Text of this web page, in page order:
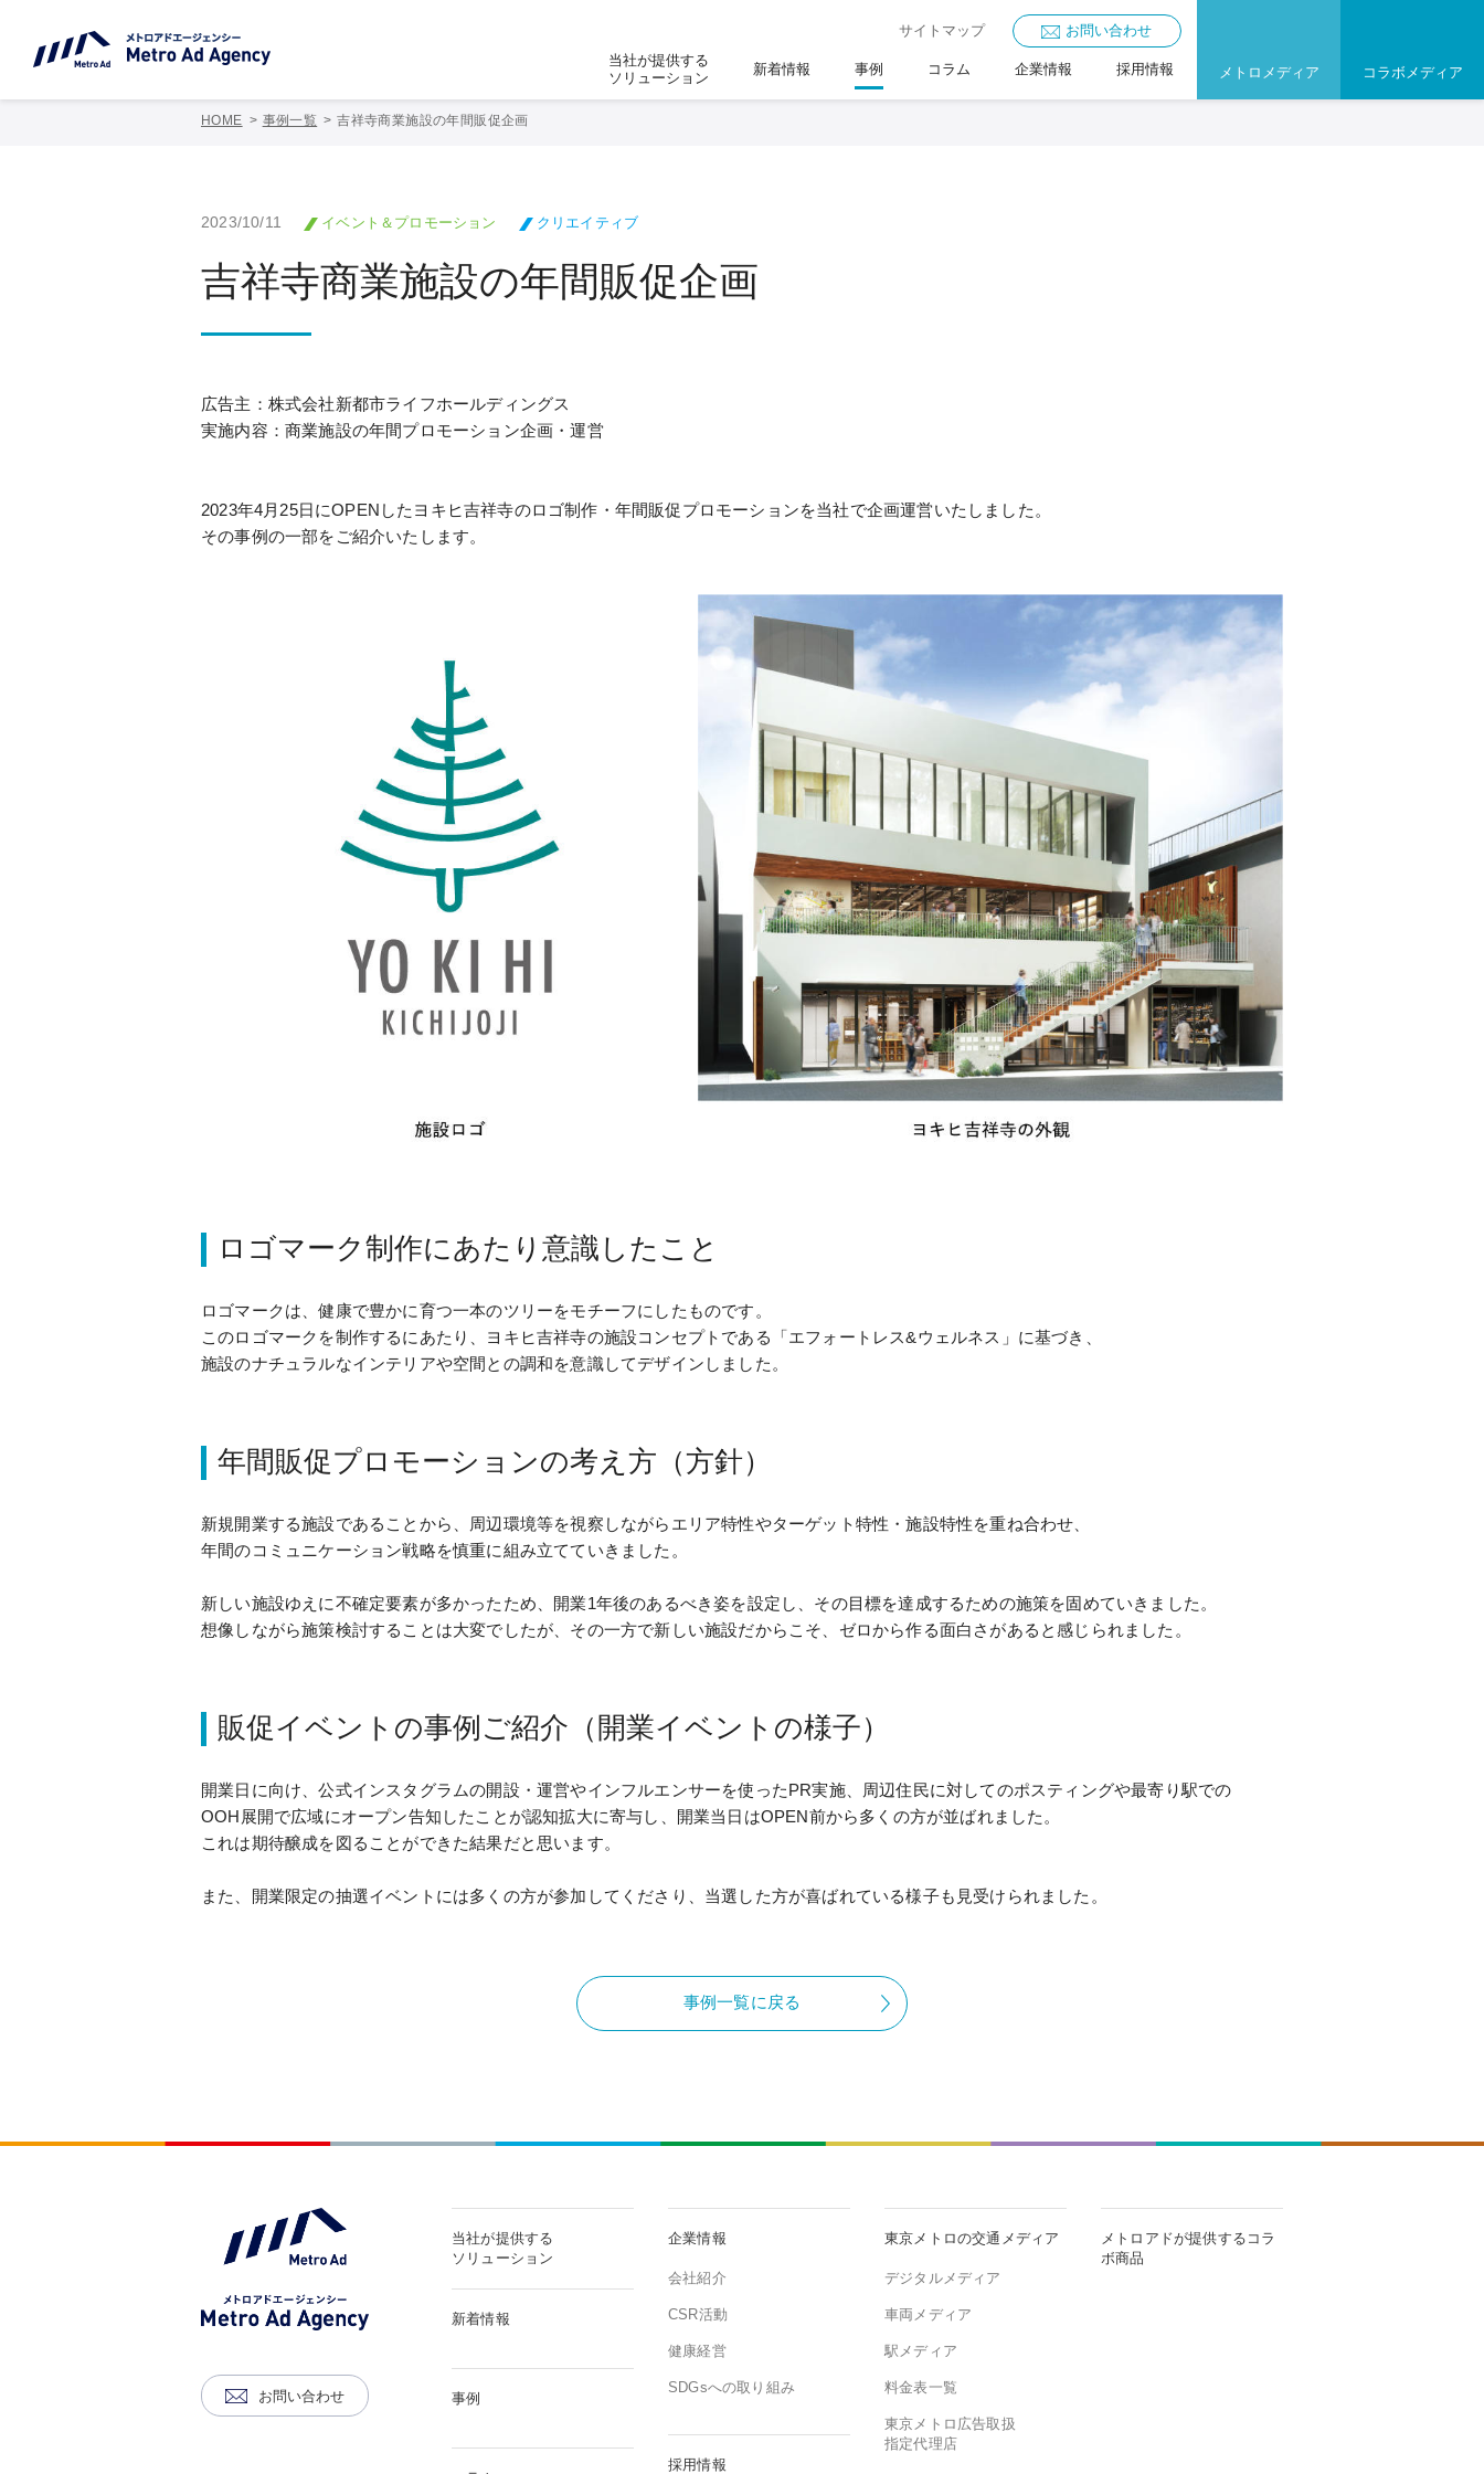
サイトマップ
お問い合わせ
当社が提供する
ソリューション
新着情報 事例 コラム 企業情報 採用情報 メトロメディア コラボメディア
HOME 事例一覧 吉祥寺商業施設の年間販促企画
2023/10/11 イベント＆プロモーション クリエイティブ
吉祥寺商業施設の年間販促企画
広告主：株式会社新都市ライフホールディングス
実施内容：商業施設の年間プロモーション企画・運営
2023年4月25日にOPENしたヨキヒ吉祥寺のロゴ制作・年間販促プロモーションを当社で企画運営いたしました。
その事例の一部をご紹介いたします。
ロゴマーク制作にあたり意識したこと
ロゴマークは、健康で豊かに育つ一本のツリーをモチーフにしたものです。
このロゴマークを制作するにあたり、ヨキヒ吉祥寺の施設コンセプトである「エフォートレス&ウェルネス」に基づき、
施設のナチュラルなインテリアや空間との調和を意識してデザインしました。
年間販促プロモーションの考え方（方針）
新規開業する施設であることから、周辺環境等を視察しながらエリア特性やターゲット特性・施設特性を重ね合わせ、
年間のコミュニケーション戦略を慎重に組み立てていきました。
新しい施設ゆえに不確定要素が多かったため、開業1年後のあるべき姿を設定し、その目標を達成するための施策を固めていきました。
想像しながら施策検討することは大変でしたが、その一方で新しい施設だからこそ、ゼロから作る面白さがあると感じられました。
販促イベントの事例ご紹介（開業イベントの様子）
開業日に向け、公式インスタグラムの開設・運営やインフルエンサーを使ったPR実施、周辺住民に対してのポスティングや最寄り駅での
OOH展開で広域にオープン告知したことが認知拡大に寄与し、開業当日はOPEN前から多くの方が並ばれました。
これは期待醸成を図ることができた結果だと思います。
また、開業限定の抽選イベントには多くの方が参加してくださり、当選した方が喜ばれている様子も見受けられました。
事例一覧に戻る
当社が提供する
ソリューション
新着情報
事例
企業情報
会社紹介
CSR活動
健康経営
SDGsへの取り組み
採用情報
東京メトロの交通メディア
デジタルメディア
車両メディア
駅メディア
料金表一覧
東京メトロ広告取扱
指定代理店
メトロアドが提供するコラ
ボ商品
お問い合わせ